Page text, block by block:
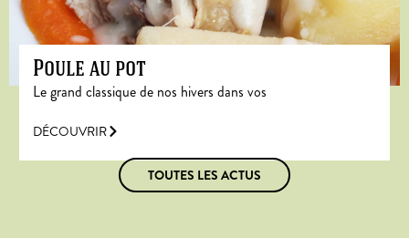
Poule au pot
Le grand classique de nos hivers dans vos
DÉCOUVRIR
TOUTES LES ACTUS